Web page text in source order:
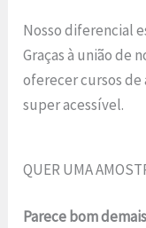
Nosso diferencial
Graças à união de
oferecer cursos
super acessível.
QUER UMA
Parece bom